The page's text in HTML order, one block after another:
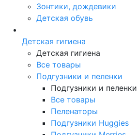
Зонтики, дождевики
Детская обувь
Детская гигиена
Детская гигиена
Все товары
Подгузники и пеленки
Подгузники и пеленки
Все товары
Пеленаторы
Подгузники Huggies